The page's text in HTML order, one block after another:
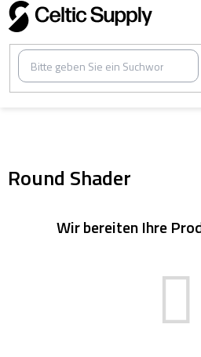
Zum
Inhalt
springen
Round Shader
Wir bereiten Ihre